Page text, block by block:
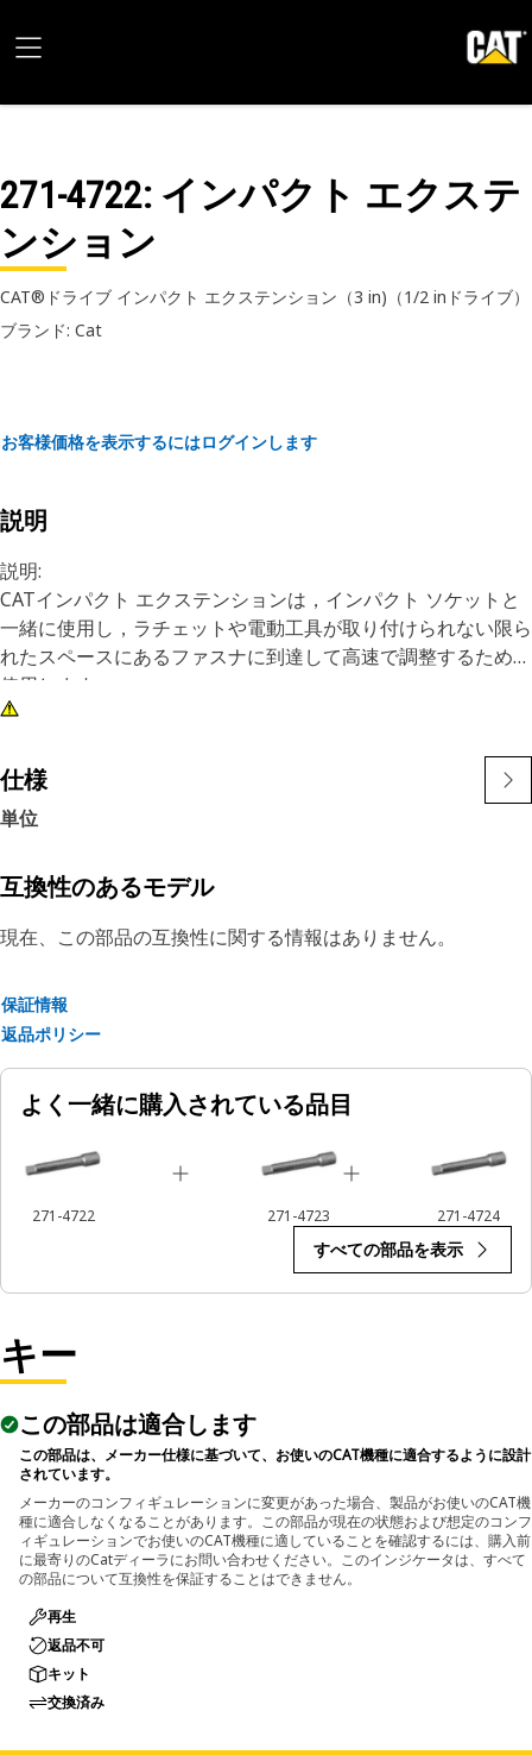
271-4722: インパクト エクステ
ンション
CAT®ドライブ インパクト エクステンション（3 in)（1/2 inドライブ）
ブランド: Cat
お客様価格を表示するにはログインします
説明
説明:
CATインパクト エクステンションは，インパクト ソケットと
一緒に使用し，ラチェットや電動工具が取り付けられない限ら
れたスペースにあるファスナに到達して高速で調整するために
使用します。
• 1/2 inドライブ，3 inスチール インパクト エクステンション
• ソケットに保持するピンのデザインが特徴的
• 黒色酸化物仕上げ
仕様
単位
互換性のあるモデル
現在、この部品の互換性に関する情報はありません。
保証情報
返品ポリシー
よく一緒に購入されている品目
271-4722 271-4723 271-4724
すべての部品を表示
キー
この部品は適合します
この部品は、メーカー仕様に基づいて、お使いのCAT機種に適合するように設計
されています。
メーカーのコンフィギュレーションに変更があった場合、製品がお使いのCAT機
種に適合しなくなることがあります。この部品が現在の状態および想定のコンフ
ィギュレーションでお使いのCAT機種に適していることを確認するには、購入前
に最寄りのCatディーラにお問い合わせください。このインジケータは、すべて
の部品について互換性を保証することはできません。
再生
返品不可
キット
交換済み